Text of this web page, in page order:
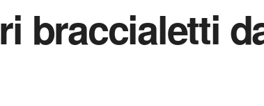
braccialetti